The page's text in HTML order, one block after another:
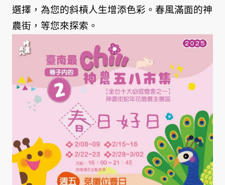
選擇，為您的斜槓人生增添色彩。春風滿面的神
農街，等您來探索。